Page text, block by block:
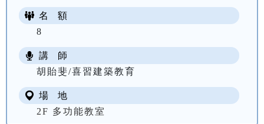
名 額
8
講 師
胡貽斐/喜習建築教育
場 地
2F 多功能教室